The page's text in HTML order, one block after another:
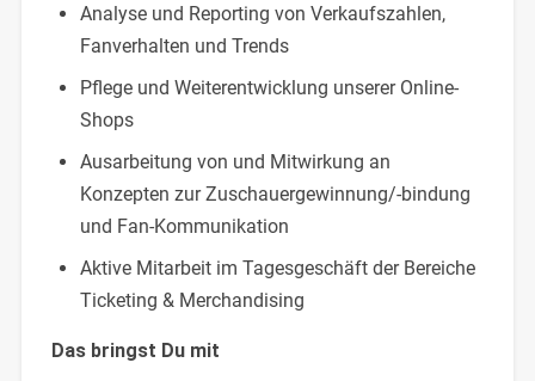
Analyse und Reporting von Verkaufszahlen,
Fanverhalten und Trends
Pflege und Weiterentwicklung unserer Online-
Shops
Ausarbeitung von und Mitwirkung an
Konzepten zur Zuschauergewinnung/-bindung
und Fan-Kommunikation
Aktive Mitarbeit im Tagesgeschäft der Bereiche
Ticketing & Merchandising
Das bringst Du mit